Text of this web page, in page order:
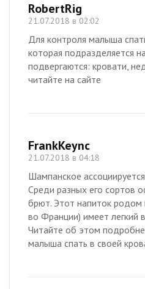
RobertRig
21.07.2018 в 02:02
Для контроля малыша
которая подразделяется
подвергаются: кровати,
читайте на сайте
FrankKeync
21.07.2018 в 04:18
Шампанское
Среди разных его сортов
брют. Этот напиток
во Франции) имеет легкий
Читайте об этом
малыша спать в своей